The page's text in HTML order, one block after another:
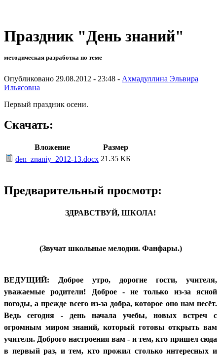
Праздник "День знаний"
методическая разработка по теме
Опубликовано 29.08.2012 - 23:48 - Ахмадуллина Эльвира
Ильясовна
Первый праздник осени.
Скачать:
Вложение
Размер
den_znaniy_2012-13.docx 21.35 КБ
Предварительный просмотр:
ЗДРАВСТВУЙ, ШКОЛА!
(Звучат школьные мелодии. Фанфары.)
ВЕДУЩИЙ: Доброе утро, дорогие гости, учителя,
уважаемые родители! Доброе - не только из-за ясной
погоды, а прежде всего из-за добра, которое оно нам несёт.
Ведь сегодня - день начала учебы, новых встреч с
огромным миром знаний, который готовы открыть вам
учителя. Доброго настроения вам - и тем, кто пришел сюда
в первый раз, и тем, кто прожил столько интересных и